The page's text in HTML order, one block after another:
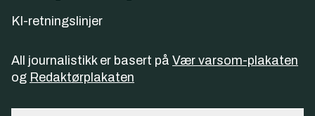
KI-retningslinjer
All journalistikk er basert på Vær varsom-plakaten
og Redaktørplakaten